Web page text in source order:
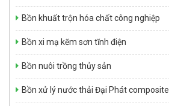
Bồn khuất trộn hóa chất công nghiệp
Bồn xi mạ kẽm sơn tĩnh điện
Bồn nuôi trồng thủy sản
Bồn xử lý nước thải Đại Phát composite